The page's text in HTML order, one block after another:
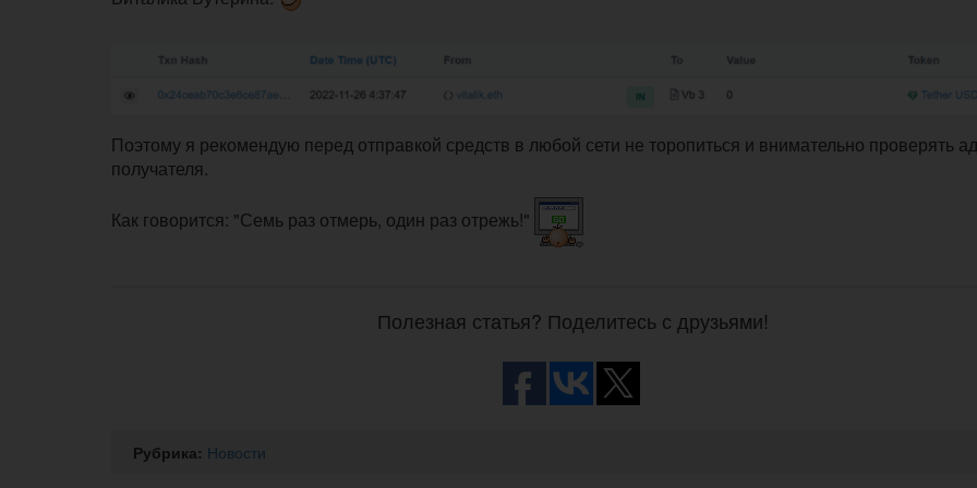
Поэтому я рекомендую перед отправкой средств в любой сети не торопиться и внимательно проверять
получателя.
Как говорится: "Семь раз отмерь, один раз отрежь!"
Полезная статья? Поделитесь с друзьями!
Рубрика: Новости